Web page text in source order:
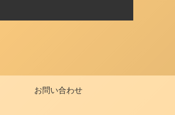
お問い合わせ